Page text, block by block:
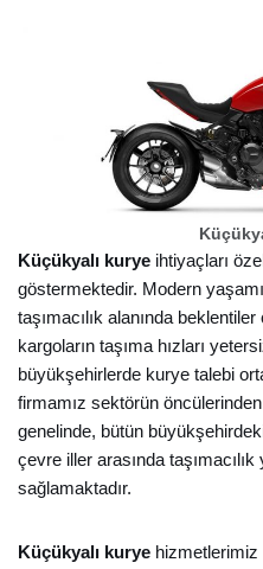
Küçükyalı kurye ihtiyaçları
göstermektedir. Modern
taşımacılık alanında
kargoların taşıma hızları
büyükşehirlerde kurye talebi
firmamız sektörün
genelinde, bütün
çevre iller arasında
sağlamaktadır.
Küçükyalı kurye